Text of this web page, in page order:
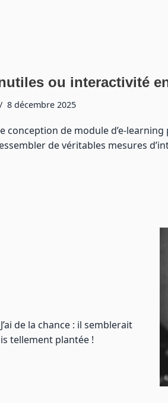
ou interactivité
8 décembre 2025
conception de module d’e-
de véritables mesures
de la chance : il semblerait
tellement plantée !